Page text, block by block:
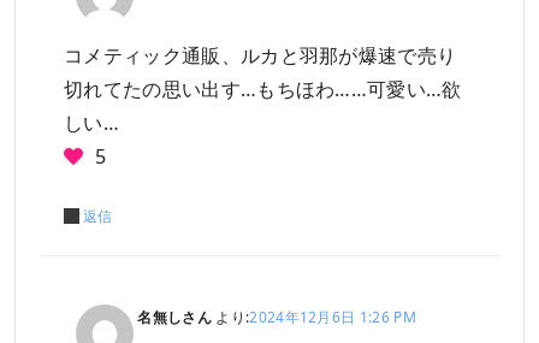
コメティック通販、ルカと羽那が爆速で売り
切れてたの思い出す…もちほわ……可愛い…欲
しい…
5
返信
名無しさん より:2024年12月6日 1:26 PM